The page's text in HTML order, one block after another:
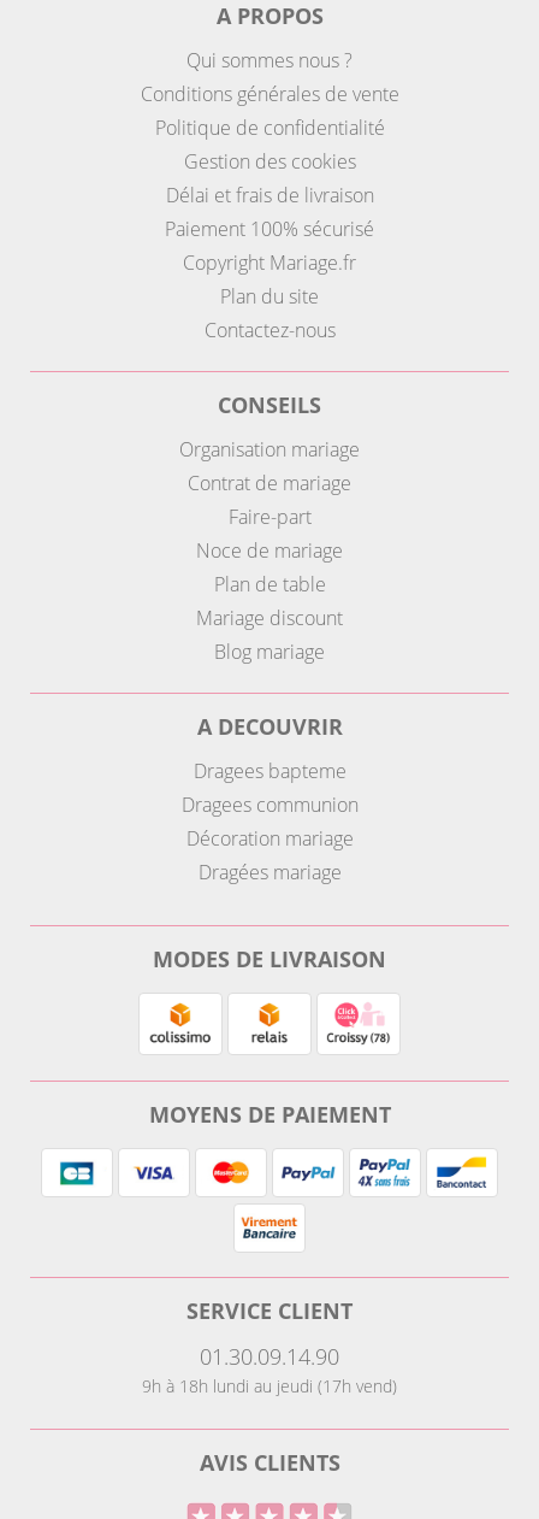
A PROPOS
Qui sommes nous ?
Conditions générales de vente
Politique de confidentialité
Gestion des cookies
Délai et frais de livraison
Paiement 100% sécurisé
Copyright Mariage.fr
Plan du site
Contactez-nous
CONSEILS
Organisation mariage
Contrat de mariage
Faire-part
Noce de mariage
Plan de table
Mariage discount
Blog mariage
A DECOUVRIR
Dragees bapteme
Dragees communion
Décoration mariage
Dragées mariage
MODES DE LIVRAISON
MOYENS DE PAIEMENT
SERVICE CLIENT
01.30.09.14.90
9h à 18h lundi au jeudi (17h vend)
AVIS CLIENTS